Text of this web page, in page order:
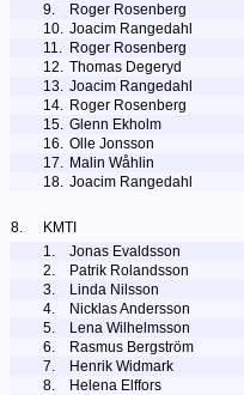
9.
Roger Rosenberg
10. Joacim Rangedahl
11. Roger Rosenberg
12. Thomas Degeryd
13. Joacim Rangedahl
14. Roger Rosenberg
15. Glenn Ekholm
16. Olle Jonsson
17. Malin Wåhlin
18. Joacim Rangedahl
8. KMTI
1.
Jonas Evaldsson
2.
Patrik Rolandsson
3.
Linda Nilsson
4.
Nicklas Andersson
5.
Lena Wilhelmsson
6.
Rasmus Bergström
7.
Henrik Widmark
8.
Helena Elffors